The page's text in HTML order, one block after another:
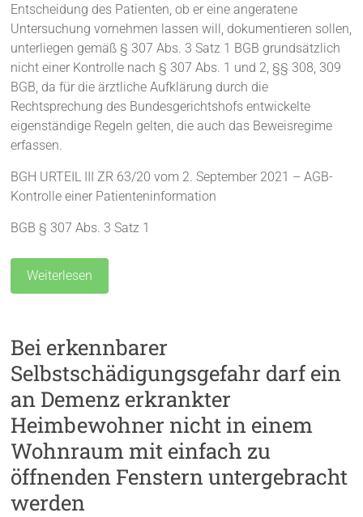
Entscheidung des Patienten, ob er eine angeratene
Untersuchung vornehmen lassen will, dokumentieren sollen,
unterliegen gemäß § 307 Abs. 3 Satz 1 BGB grundsätzlich
nicht einer Kontrolle nach § 307 Abs. 1 und 2, §§ 308, 309
BGB, da für die ärztliche Aufklärung durch die
Rechtsprechung des Bundesgerichtshofs entwickelte
eigenständige Regeln gelten, die auch das Beweisregime
erfassen.
BGH URTEIL III ZR 63/20 vom 2. September 2021 – AGB-
Kontrolle einer Patienteninformation
BGB § 307 Abs. 3 Satz 1
Weiterlesen
Bei erkennbarer
Selbstschädigungsgefahr darf ein
an Demenz erkrankter
Heimbewohner nicht in einem
Wohnraum mit einfach zu
öffnenden Fenstern untergebracht
werden